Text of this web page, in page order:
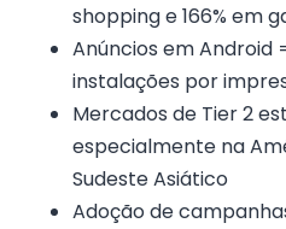
shopping e 166% em
Anúncios em Android
instalações por
Mercados de Tier 2
especialmente na
Sudeste Asiático
Adoção de